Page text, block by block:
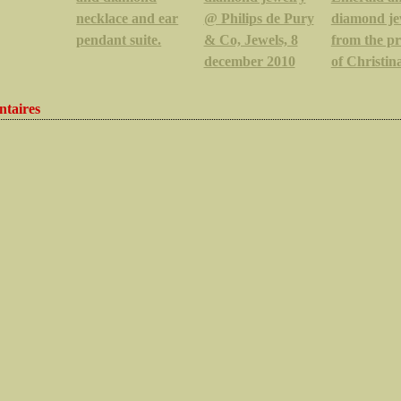
necklace and ear
pendant suite.
@ Philips de Pury
& Co, Jewels, 8
december 2010
diamond
from the
of